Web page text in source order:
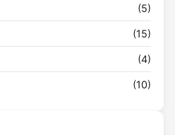
(5)
(15)
(4)
(10)